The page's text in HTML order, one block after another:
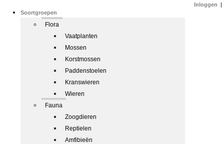
Soortgroepen
Flora
Vaatplanten
Mossen
Korstmossen
Paddenstoelen
Kranswieren
Wieren
Fauna
Zoogdieren
Reptielen
Amfibieën
Inloggen |